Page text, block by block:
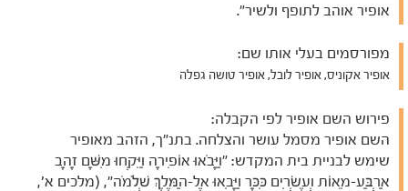
אופיר אוהב לתופף ולשיר".
מפורסמים בעלי אותו שם:
אופיר אקוניס, אופיר לובל, אופיר טושה גפלה
פירוש השם אופיר לפי הקבלה:
השם אופיר מסמל עושר והצלחה. בתנ"ך, הזהב מאופיר
שימש לבניית בית המקדש: "וַיָּבֹאוּ אוֹפִירָה וַיִּקְחוּ מִשָּׁם זָהָב
אַרְבַּע-מֵאוֹת וְעֶשְׂרִים כִּכָּר וַיָּבִאוּ אֶל-הַמֶּלֶךְ שְׁלֹמֹה", (מלכים א',